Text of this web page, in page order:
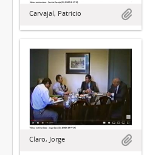
Carvajal, Patricio
Claro, Jorge